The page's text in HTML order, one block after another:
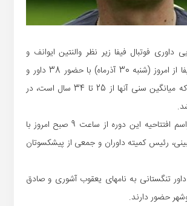
داوری فوتبال فیفا زیر نظر والنتین ایوانف و
مادنبا مدرسین فیفا از امروز (شنبه 30 آذرماه) با حضور 38 داور و
کمک داور فوتبال که میانگین سنی آنها از 25 تا 34 سال است، در
برهمین اساس مراسم افتتاحیه این دوره از ساعت 9 صبح امروز با
رئیس کمیته داوران و جمعی از پیشکسوتان
تنگستانی به نامهای یعقوب آشوری و صادق
حضور دارند.